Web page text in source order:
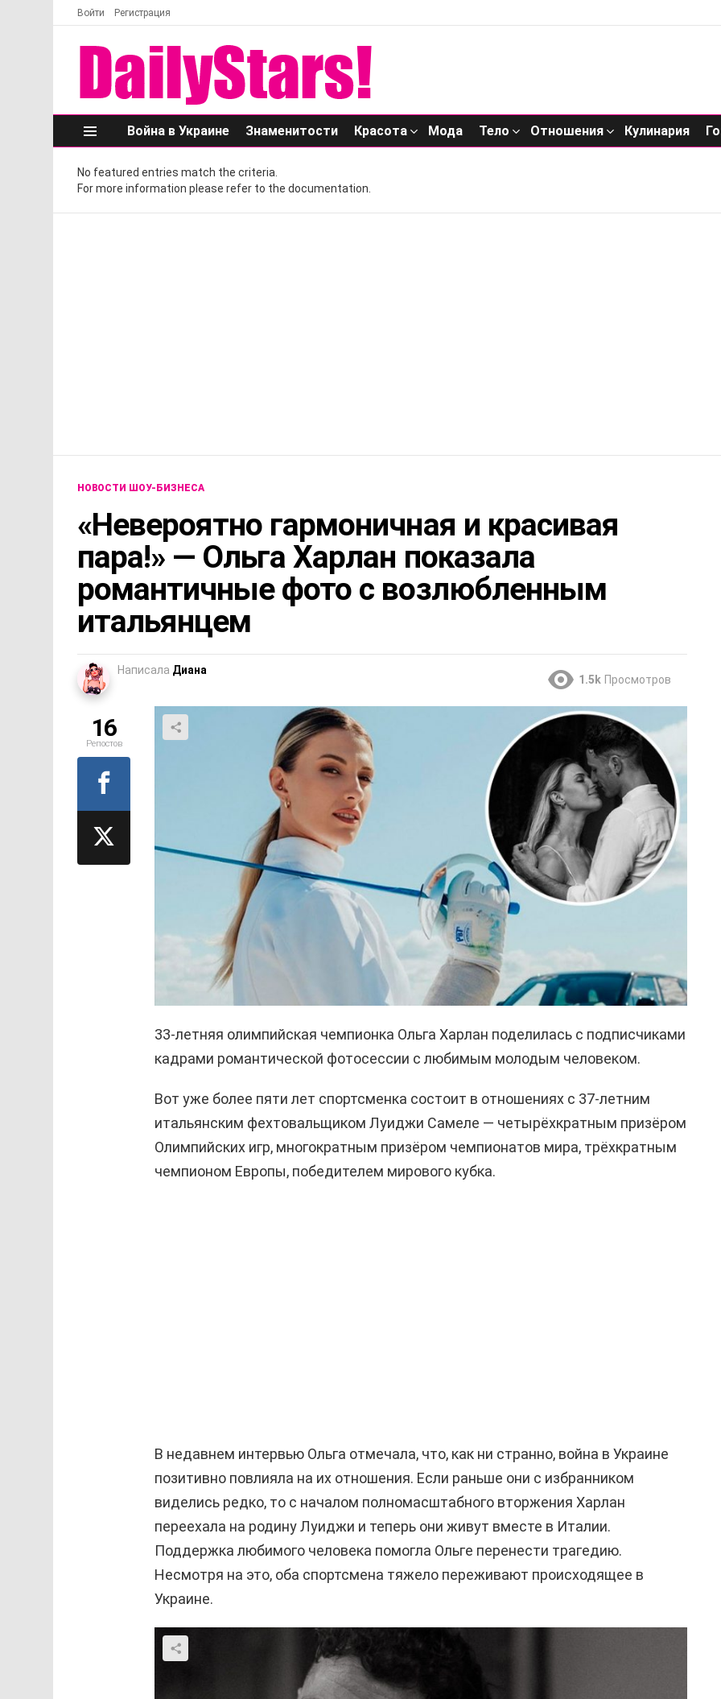
Войти Регистрация
Меню
Война в Украине Знаменитости Красота Мода Тело Отношения Кулинария
No featured entries match the criteria.
For more information please refer to the documentation.
НОВОСТИ ШОУ-БИЗНЕСА
«Невероятно гармоничная и красивая
пара!» — Ольга Харлан показала
романтичные фото с возлюбленным
итальянцем
Написала Диана
1.5k Просмотров
33-летняя олимпийская чемпионка Ольга Харлан поделилась с подписчиками
кадрами романтической фотосессии с любимым молодым человеком.
Вот уже более пяти лет спортсменка состоит в отношениях с 37-летним
итальянским фехтовальщиком Луиджи Самеле — четырёхкратным призёром
Олимпийских игр, многократным призёром чемпионатов мира, трёхкратным
чемпионом Европы, победителем мирового кубка.
В недавнем интервью Ольга отмечала, что, как ни странно, война в Украине
позитивно повлияла на их отношения. Если раньше они с избранником
виделись редко, то с началом полномасштабного вторжения Харлан
переехала на родину Луиджи и теперь они живут вместе в Италии.
Поддержка любимого человека помогла Ольге перенести трагедию.
Несмотря на это, оба спортсмена тяжело переживают происходящее в
Украине.
16
Репостов